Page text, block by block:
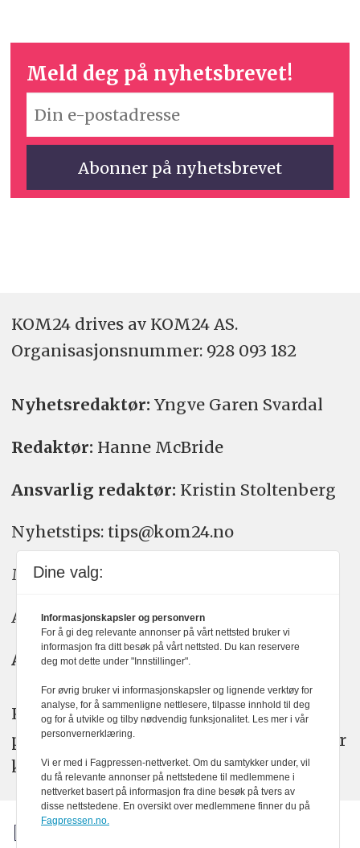
Meld deg på nyhetsbrevet!
KOM24 drives av KOM24 AS.
Organisasjons­nummer: 928 093 182
Nyhetsredaktør: Yngve Garen Svardal
Redaktør: Hanne McBride
Ansvarlig redaktør: Kristin Stoltenberg
Nyhetstips: tips@kom24.no
Meninger: meninger@kom24.no
Annonse: annonse@watchmedia.no
Abonnement:kom24@watchmedia.no
KOM24 arbeider etter Vær Varsom-
plakatens regler for god presseskikk. Her
kan du lese mer omPFUsarbeid.
Dine valg:
Informasjonskapsler og personvern
For å gi deg relevante annonser på vårt nettsted bruker vi
informasjon fra ditt besøk på vårt nettsted. Du kan reservere
deg mot dette under "Innstillinger".
For øvrig bruker vi informasjonskapsler og lignende verktøy for
analyse, for å sammenligne nettlesere, tilpasse innhold til deg
og for å utvikle og tilby nødvendig funksjonalitet. Les mer i vår
personvernerklæring.
Vi er med i Fagpressen-nettverket. Om du samtykker under, vil
du få relevante annonser på nettstedene til medlemmene i
nettverket basert på informasjon fra dine besøk på tvers av
disse nettstedene. En oversikt over medlemmene finner du på
Fagpressen.no.